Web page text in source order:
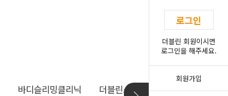
바디슬리밍클리닉 더블린스토리 더블린소개
로그인
더블린 회원이시면
로그인을 해주세요.
회원가입